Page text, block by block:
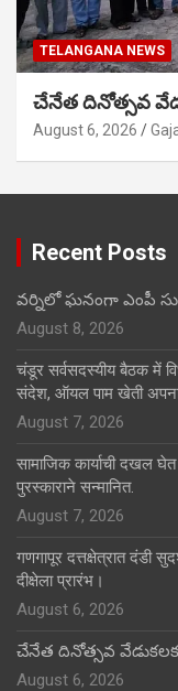
TELANGANA NEWS
చేనేత దినోత్సవ
August 6, 2026
Recent Posts
వర్నిలో ఘనంగా ఎంపీ
August 8, 2026
चंडूर सर्वसदस्यीय बैठक में
संदेश, ऑयल पाम खेती
August 7, 2026
सामाजिक कार्याची दखल घेत
पुरस्काराने सन्मानित.
August 7, 2026
गणगापूर दत्तक्षेत्रात दंडी
दीक्षेला प्रारंभ।
August 6, 2026
చేనేత దినోత్సవ
August 6, 2026